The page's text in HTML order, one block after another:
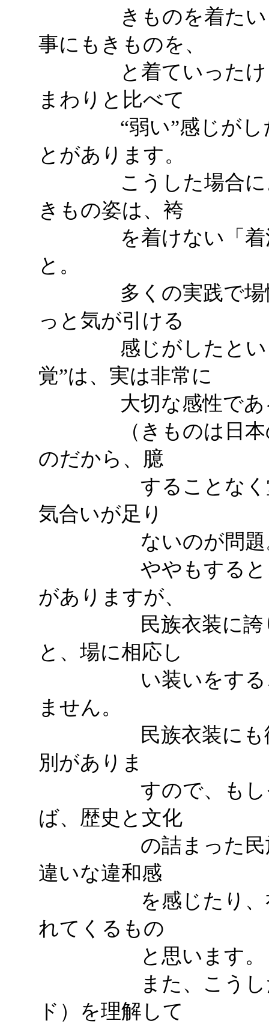
きものを着たいと
事にもきものを、
と着ていったけど
まわりと比べて
“弱い”感じがした
とがあります。
こうした場合によ
きもの姿は、袴
を着けない「着流
と。
多くの実践で場慣
っと気が引ける
感じがしたという
覚”は、実は非常に
大切な感性である
（きものは日本の
のだから、臆
することなく堂々
気合いが足り
ないのが問題
ややもするとこう
がありますが、
民族衣装に誇りを
と、場に相応し
い装いをすること
ません。
民族衣装にも街着
別がありま
すので、もしそう
ば、歴史と文化
の詰まった民族衣
違いな違和感
を感じたり、礼を
れてくるもの
と思います。
また、こうした装
ド）を理解して